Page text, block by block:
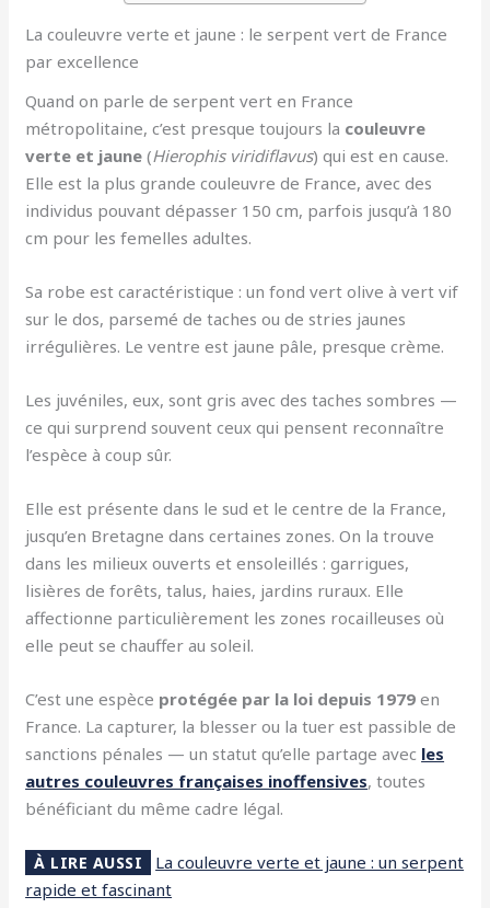
La couleuvre verte et jaune : le serpent vert de France
par excellence
Quand on parle de serpent vert en France
métropolitaine, c’est presque toujours la couleuvre
verte et jaune (Hierophis viridiflavus) qui est en cause.
Elle est la plus grande couleuvre de France, avec des
individus pouvant dépasser 150 cm, parfois jusqu’à 180
cm pour les femelles adultes.
Sa robe est caractéristique : un fond vert olive à vert vif
sur le dos, parsemé de taches ou de stries jaunes
irrégulières. Le ventre est jaune pâle, presque crème.
Les juvéniles, eux, sont gris avec des taches sombres —
ce qui surprend souvent ceux qui pensent reconnaître
l’espèce à coup sûr.
Elle est présente dans le sud et le centre de la France,
jusqu’en Bretagne dans certaines zones. On la trouve
dans les milieux ouverts et ensoleillés : garrigues,
lisières de forêts, talus, haies, jardins ruraux. Elle
affectionne particulièrement les zones rocailleuses où
elle peut se chauffer au soleil.
C’est une espèce protégée par la loi depuis 1979 en
France. La capturer, la blesser ou la tuer est passible de
sanctions pénales — un statut qu’elle partage avec les
autres couleuvres françaises inoffensives, toutes
bénéficiant du même cadre légal.
À LIRE AUSSI
La couleuvre verte et jaune : un serpent
rapide et fascinant